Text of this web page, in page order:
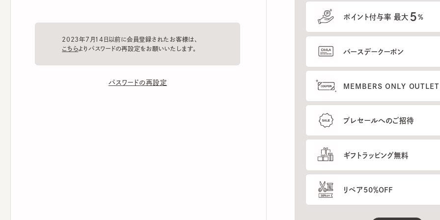
2023年7月14日以前に会員登録されたお客様は、
パスワードの再設定
ポイント付与率 最大 %
バースデークーポン
MEMBERS ONLY OUTLETのご
プレセールへのご招待
ギフトラッピング無料
リペア50％OFF